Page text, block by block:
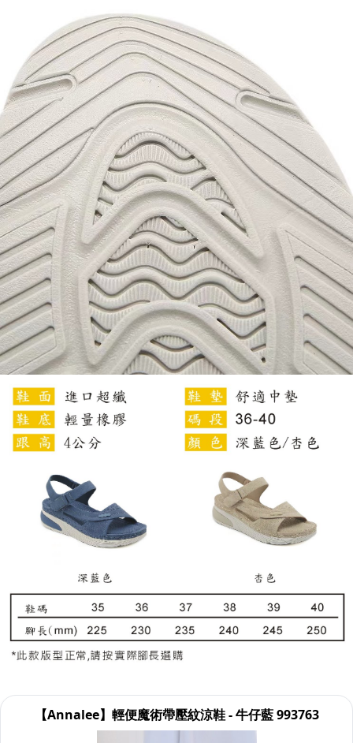
【Annalee】輕便魔術帶壓紋涼鞋 - 牛仔藍 993763